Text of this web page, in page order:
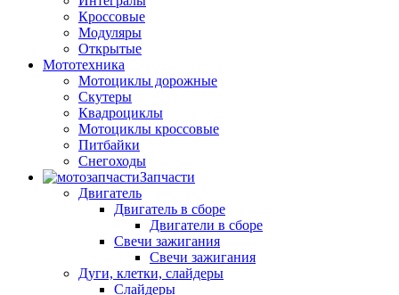
Кроссовые
Модуляры
Открытые
Мототехника
Мотоциклы дорожные
Скутеры
Квадроциклы
Мотоциклы кроссовые
Питбайки
Снегоходы
Запчасти
Двигатель
Двигатель в сборе
Двигатели в сборе
Свечи зажигания
Свечи зажигания
Дуги, клетки, слайдеры
Слайдеры